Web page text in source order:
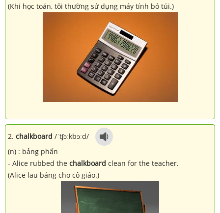
(Khi học toán, tôi thường sử dụng máy tính bỏ túi.)
2. chalkboard /ˈtʃɔːkbɔːd/
(n) : bảng phấn
- Alice rubbed the chalkboard clean for the teacher.
(Alice lau bảng cho cô giáo.)